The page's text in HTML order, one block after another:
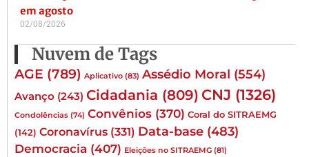
em agosto
02/08/2026
Nuvem de Tags
AGE (789) Aplicativo (83) Assédio Moral (554)
Avanço (243) Cidadania (809) CNJ (1326)
Condolências (74) Convênios (370) Coral do SITRAEMG
(142) Coronavírus (331) Data-base (483)
Democracia (407) Eleições no SITRAEMG (81)